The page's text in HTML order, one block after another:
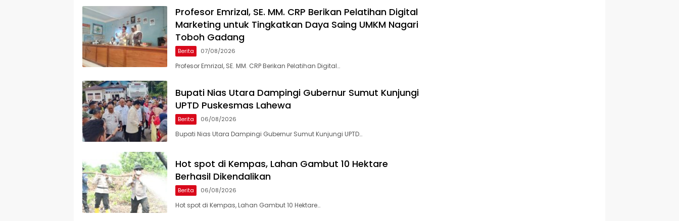
Profesor Emrizal, SE. MM. CRP Berikan Pelatihan Digital
Marketing untuk Tingkatkan Daya Saing UMKM Nagari
Toboh Gadang
Berita 07/08/2026
Profesor Emrizal, SE. MM. CRP Berikan Pelatihan Digital…
Bupati Nias Utara Dampingi Gubernur Sumut Kunjungi
UPTD Puskesmas Lahewa
Berita 06/08/2026
Bupati Nias Utara Dampingi Gubernur Sumut Kunjungi UPTD…
Hot spot di Kempas, Lahan Gambut 10 Hektare
Berhasil Dikendalikan
Berita 06/08/2026
Hot spot di Kempas, Lahan Gambut 10 Hektare…